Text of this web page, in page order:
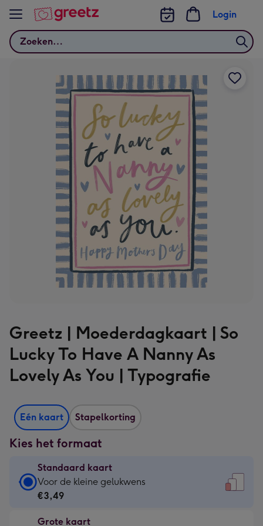
Bekijk meer
Zoeken
Login
Greetz | Moederdagkaart | So
Lucky To Have A Nanny As
Lovely As You | Typografie
Eén kaart Stapelkorting
Kies het formaat
Standaard kaart
Standaard
kaart
€3,49
Voor de kleine gelukwens
€3,49
Grote kaart